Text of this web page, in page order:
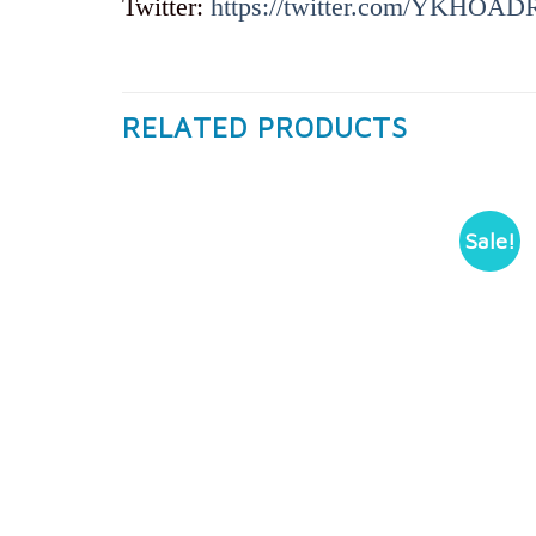
Twitter: https://twitter.com/
RELATED PRODUCTS
Sale!